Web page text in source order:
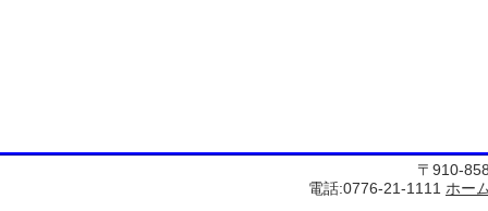
〒910-
電話:0776-21-1111 ホー